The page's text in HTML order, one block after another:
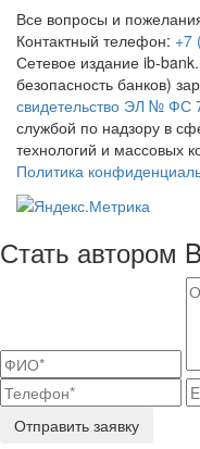
Все вопросы и
Контактный телефон: +7
Сетевое издание ib-
безопасность банков)
свидетельство ЭЛ № ФС
службой по надзору в
технологий и массовых
Политика
Стать автором
Отправить заявку